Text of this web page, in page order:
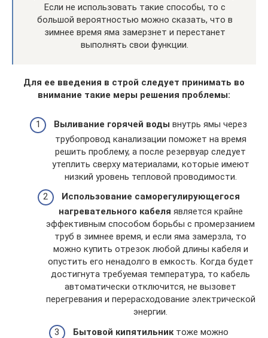
Если не использовать такие способы, то с
большой вероятностью можно сказать, что в
зимнее время яма замерзнет и перестанет
выполнять свои функции.
Для ее введения в строй следует принимать во
внимание такие меры решения проблемы:
Выливание горячей воды внутрь ямы через
трубопровод канализации поможет на время
решить проблему, а после резервуар следует
утеплить сверху материалами, которые имеют
низкий уровень тепловой проводимости.
Использование саморегулирующегося
нагревательного кабеля является крайне
эффективным способом борьбы с промерзанием
труб в зимнее время, и если яма замерзла, то
можно купить отрезок любой длины кабеля и
опустить его ненадолго в емкость. Когда будет
достигнута требуемая температура, то кабель
автоматически отключится, не вызовет
перегревания и перерасходование электрической
энергии.
Бытовой кипятильниктоже можно